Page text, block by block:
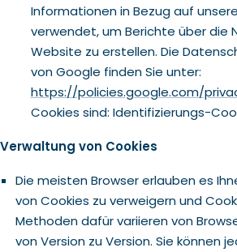
Informationen in Bezug auf
verwendet, um Berichte über die
Website zu erstellen. Die
von Google finden Sie unter:
https://policies.google.com/
Cookies sind: Identifizierungs-
Verwaltung von Cookies
Die meisten Browser erlauben es
von Cookies zu verweigern und
Methoden dafür variieren von
von Version zu Version. Sie können